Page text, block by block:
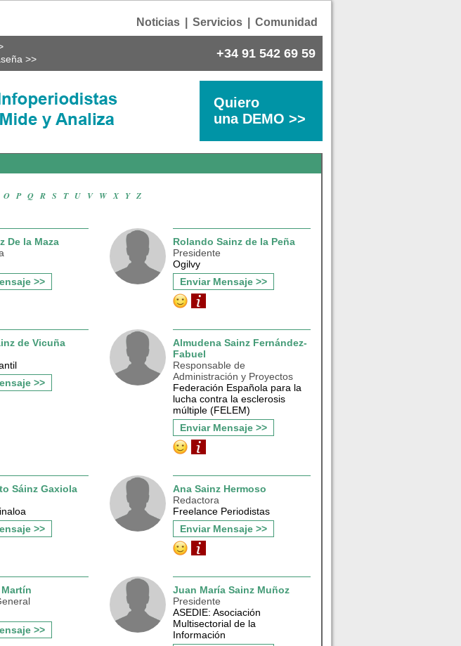
Comunidad
Servicios
Noticias
>>
+34 91 542 69 59
Quiero
una DEMO >>
O P· Q ·R S T· U V· W X Y· Z
De la Maza
>>
Rolando Sainz de la Peña
Presidente
Ogilvy
Enviar Mensaje >>
de Vicuña
>>
Almudena Sainz Fernández-
Fabuel
Responsable de
Administración y Proyectos
Federación Española para la
lucha contra la esclerosis
múltiple (FELEM)
Enviar Mensaje >>
Sáinz Gaxiola
>>
Ana Sainz Hermoso
Redactora
Freelance Periodistas
Enviar Mensaje >>
>>
Juan María Sainz Muñoz
Presidente
ASEDIE: Asociación
Multisectorial de la
Información